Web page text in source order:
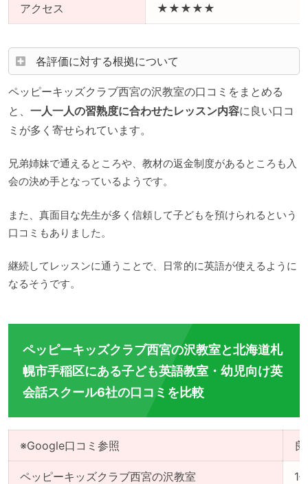
アクセス ★★★★★
各評価に対する根拠について
ペッピーキッズクラブ西宮の沢教室の口コミをまとめる
と、 一人一人の習熟度に合わせたレッスン内容に良い口コ
ミが多く寄せられています。
兄弟姉妹で通えるところや、教材の返金制度があるところも入
会の決め手となっているようです。
また、真面目な先生が多く信頼して子どもを預けられるという
口コミもありました。
継続してレッスンに通うことで、日常的に英語が使えるように
なるそうです。
ペッピーキッズクラブ西宮の沢教室と北海道札
幌市手稲区にある子ども英語教室・幼児向け英
会話スクール6社の口コミを比較
※Google口コミ参照
ペッピーキッズクラブ西宮の沢教室 1